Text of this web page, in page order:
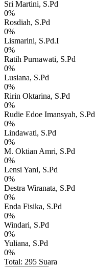
Sri Martini, S.Pd
0%
Rosdiah, S.Pd
0%
Lismarini, S.Pd.I
0%
Ratih Purnawati, S.Pd
0%
Lusiana, S.Pd
0%
Ririn Oktarina, S.Pd
0%
Rudie Edoe Imansyah, S.Pd
0%
Lindawati, S.Pd
0%
M. Oktian Amri, S.Pd
0%
Lensi Yani, S.Pd
0%
Destra Wiranata, S.Pd
0%
Enda Fisika, S.Pd
0%
Windari, S.Pd
0%
Yuliana, S.Pd
0%
Total: 295 Suara